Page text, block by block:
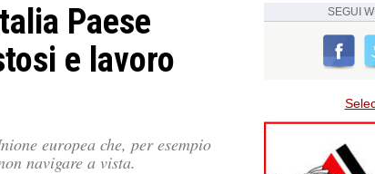
Paese
e lavoro
europea che, per esempio
navigare a vista.
SEGUI